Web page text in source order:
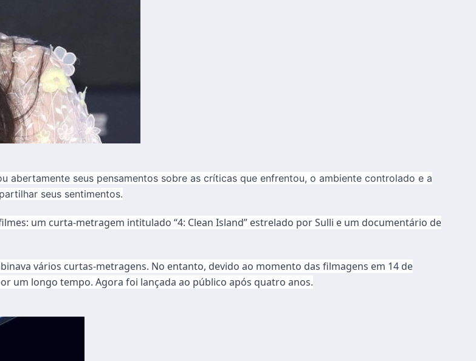
abertamente seus pensamentos sobre as críticas que enfrentou, o ambiente controlado e a
seus sentimentos.
um curta-metragem intitulado “4: Clean Island” estrelado por Sulli e um documentário de
vários curtas-metragens. No entanto, devido ao momento das filmagens em 14 de
um longo tempo. Agora foi lançada ao público após quatro anos.